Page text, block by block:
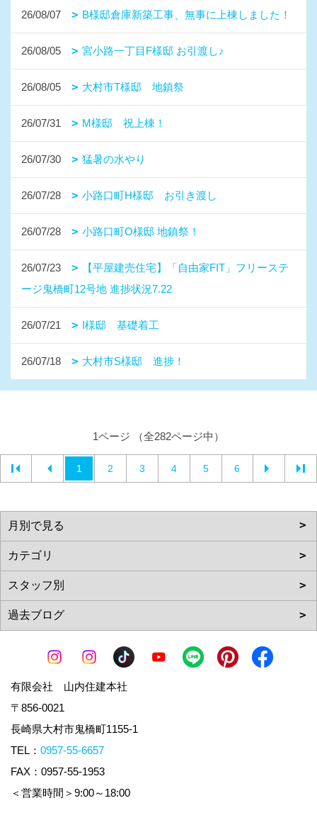
26/08/07 B様邸倉庫新築工事、無事に上棟しました！
26/08/05 宮小路一丁目F様邸 お引渡し♪
26/08/05 大村市T様邸 地鎮祭
26/07/31 M様邸 祝上棟！
26/07/30 猛暑の水やり
26/07/28 小路口町H様邸 お引き渡し
26/07/28 小路口町O様邸 地鎮祭！
26/07/23
【平屋建売住宅】「自由家FIT」フリーステ
ージ鬼橋町12号地 進捗状況7.22
26/07/21 I様邸 基礎着工
26/07/18 大村市S様邸 進捗！
1ページ （全282ページ中）
1 2 3 4 5 6
有限会社 山内住建本社
〒856-0021
長崎県大村市鬼橋町1155-1
TEL： 0957-55-6657
FAX：0957-55-1953
＜営業時間＞9:00～18:00